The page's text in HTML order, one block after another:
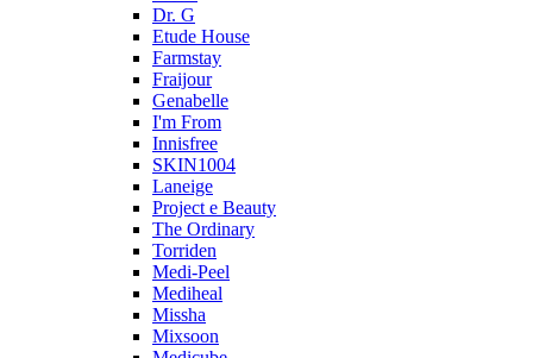
Dr. G
Etude House
Farmstay
Fraijour
Genabelle
I'm From
Innisfree
SKIN1004
Laneige
Project e Beauty
The Ordinary
Torriden
Medi-Peel
Mediheal
Missha
Mixsoon